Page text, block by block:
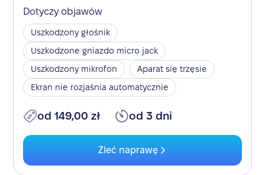
Dotyczy objawów
Uszkodzony głośnik
Uszkodzone gniazdo micro jack
Uszkodzony mikrofon
Aparat się trzęsie
Ekran nie rozjaśnia automatycznie
od 149,00 zł od 3 dni
Zleć naprawę